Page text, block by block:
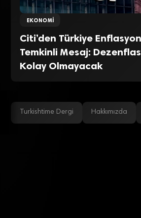
EKONOMI
Citi’den Türkiye
Temkinli Mesaj:
Kolay Olmayacak
Turkishtime Dergi Hakkımızda